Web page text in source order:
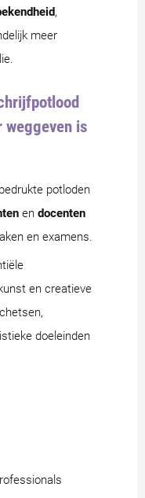
,
meer
is
potloden
en docenten
en examens.
en creatieve
doeleinden